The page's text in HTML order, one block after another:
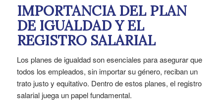
IMPORTANCIA DEL PLAN
DE IGUALDAD Y EL
REGISTRO SALARIAL
Los planes de igualdad son esenciales para asegurar que
todos los empleados, sin importar su género, reciban un
trato justo y equitativo. Dentro de estos planes, el registro
salarial juega un papel fundamental.